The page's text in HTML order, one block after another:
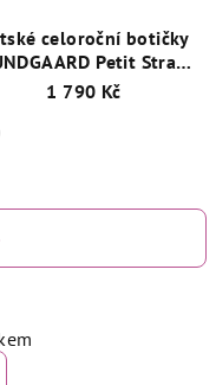
celoroční botičky
Petit Strap
BG101068 Army
1 790 Kč